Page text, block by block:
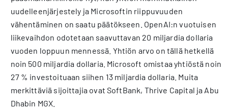
uudelleenjärjestely ja Microsoftin riippuvuuden
vähentäminen on saatu päätökseen. OpenAI:n vuotuisen
liikevaihdon odotetaan saavuttavan 20 miljardia dollaria
vuoden loppuun mennessä. Yhtiön arvo on tällä hetkellä
noin 500 miljardia dollaria. Microsoft omistaa yhtiöstä noin
27 % investoituaan siihen 13 miljardia dollaria. Muita
merkittäviä sijoittajia ovat SoftBank, Thrive Capital ja Abu
Dhabin MGX.